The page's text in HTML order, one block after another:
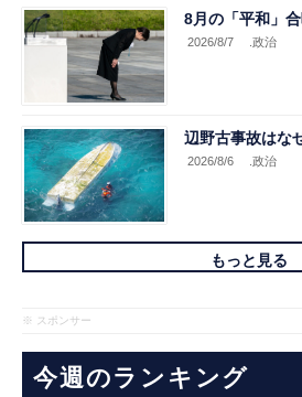
8月の「平和」
2026/8/7 .政治
辺野古事故はな
2026/8/6 .政治
もっと見る
※ スポンサー
今週のランキング